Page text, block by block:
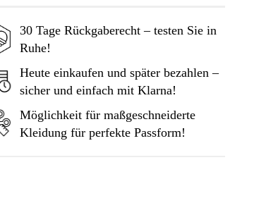
In den Warenkorb
30 Tage Rückgaberecht – testen Sie in
Ruhe!
Heute einkaufen und später bezahlen –
sicher und einfach mit Klarna!
Möglichkeit für maßgeschneiderte
Kleidung für perfekte Passform!